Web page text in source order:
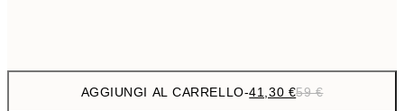
AGGIUNGI AL CARRELLO-41,30 €59 €